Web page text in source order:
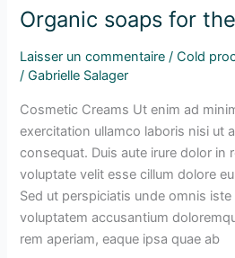
Organic soaps for
Laisser un commentaire /Cold
/Gabrielle Salager
Cosmetic Creams Ut enim ad
exercitation ullamco laboris nisi ut
consequat. Duis aute irure dolor in
voluptate velit esse cillum dolore
Sed ut perspiciatis unde omnis
voluptatem accusantium
rem aperiam, eaque ipsa quae ab
Organic
for
the
hygienic